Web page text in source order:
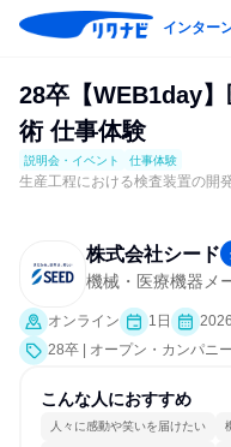
インター
28卒【WEB1day
術 仕事体験
説明会・イベント 仕事体験
生産工程における検査装置の開
株式会社シード
機械・医療機器メ
オンライン 1日
28卒 | オープン・カンパニ
こんな人におすすめ
人々に感動や笑いを届けたい